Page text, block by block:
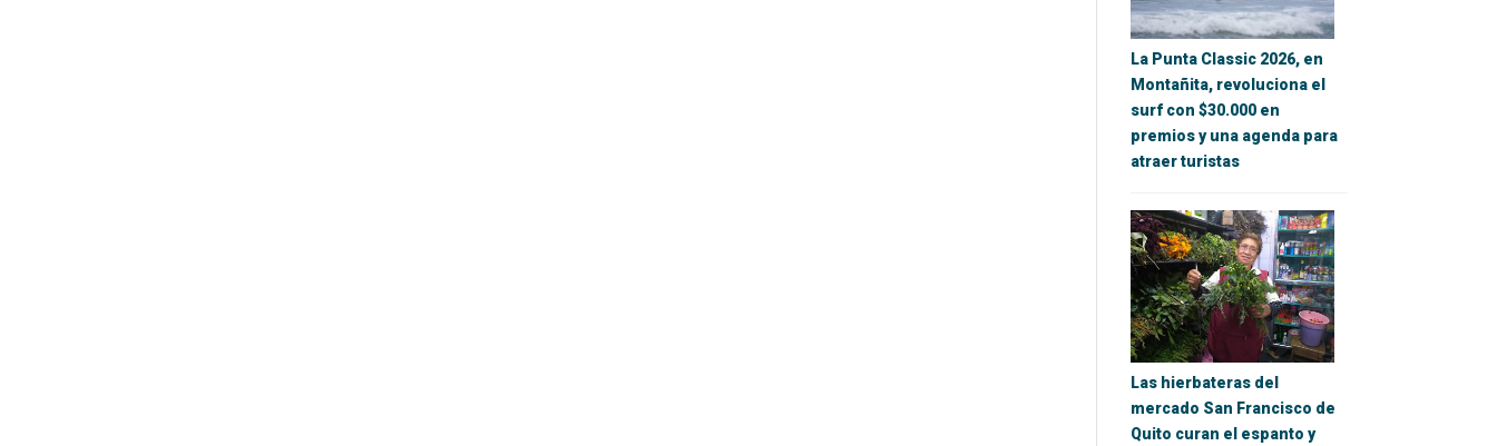
La Punta Classic 2026, en
Montañita, revoluciona el
surf con $30.000 en
premios y una agenda para
atraer turistas
Las hierbateras del
mercado San Francisco de
Quito curan el espanto y